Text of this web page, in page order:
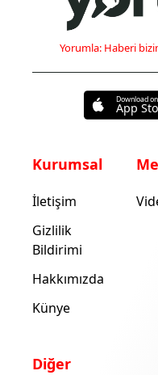
Yorumla: Haberi
Download
App
Kurumsal
İletişim
Gizlilik
Bildirimi
Hakkımızda
Künye
Diğer